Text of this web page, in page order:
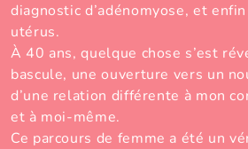
diagnostic d’adénomyose, et
utérus.
À 40 ans, quelque chose s’est
bascule, une ouverture vers un
d’une relation différente à mon
et à moi-même.
Ce parcours de femme a été un